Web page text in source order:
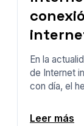
En la
de Internet
con día, el
Leer más